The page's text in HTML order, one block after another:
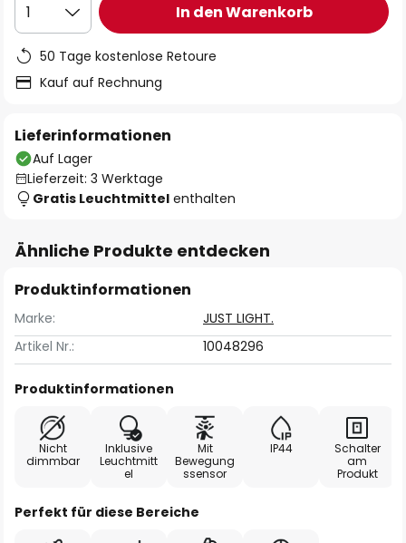
1 In den Warenkorb
50 Tage kostenlose Retoure
Kauf auf Rechnung
Lieferinformationen
Auf Lager
Lieferzeit: 3 Werktage
Gratis Leuchtmittel enthalten
Ähnliche Produkte entdecken
Produktinformationen
Marke:
JUST LIGHT.
Artikel Nr.:
10048296
Produktinformationen
Nicht
dimmbar
Inklusive
Leuchtmitt
el
Mit
Bewegung
ssensor
IP44
Schalter
am
Produkt
Perfekt für diese Bereiche